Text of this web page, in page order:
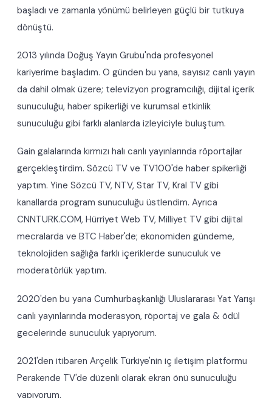
başladı ve zamanla yönümü belirleyen güçlü bir tutkuya
dönüştü.
2013 yılında Doğuş Yayın Grubu'nda profesyonel
kariyerime başladım. O günden bu yana, sayısız canlı yayın
da dahil olmak üzere; televizyon programcılığı, dijital içerik
sunuculuğu, haber spikerliği ve kurumsal etkinlik
sunuculuğu gibi farklı alanlarda izleyiciyle buluştum.
Gain galalarında kırmızı halı canlı yayınlarında röportajlar
gerçekleştirdim. Sözcü TV ve TV100'de haber spikerliği
yaptım. Yine Sözcü TV, NTV, Star TV, Kral TV gibi
kanallarda program sunuculuğu üstlendim. Ayrıca
CNNTURK.COM, Hürriyet Web TV, Milliyet TV gibi dijital
mecralarda ve BTC Haber'de; ekonomiden gündeme,
teknolojiden sağlığa farklı içeriklerde sunuculuk ve
moderatörlük yaptım.
2020'den bu yana Cumhurbaşkanlığı Uluslararası Yat Yarışı
canlı yayınlarında moderasyon, röportaj ve gala & ödül
gecelerinde sunuculuk yapıyorum.
2021'den itibaren Arçelik Türkiye'nin iç iletişim platformu
Perakende TV'de düzenli olarak ekran önü sunuculuğu
yapıyorum.